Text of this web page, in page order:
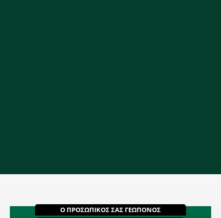
Περισσότερα...
Οργανικό λίπασμα κατάλληλο για
όλα τα οπωροφόρα φυτά, όπως
Ο ΠΡΟΣΩΠΙΚΟΣ ΣΑΣ ΓΕΩΠΟΝΟΣ